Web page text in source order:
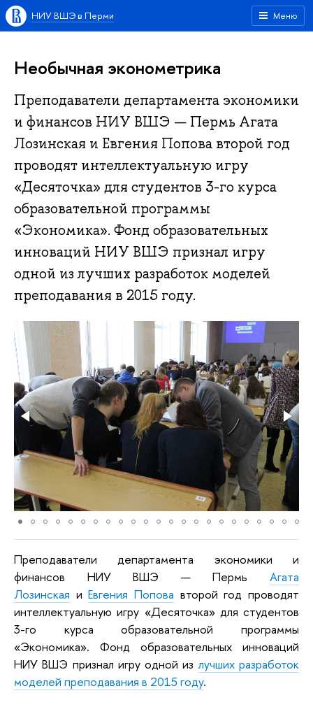
Меню
НИУ ВШЭ в Перми
Необычная эконометрика
Преподаватели департамента экономики
и финансов НИУ ВШЭ — Пермь Агата
Лозинская и Евгения Попова второй год
проводят интеллектуальную игру
«Десяточка» для студентов 3-го курса
образовательной программы
«Экономика». Фонд образовательных
инноваций НИУ ВШЭ признал игру
одной из лучших разработок моделей
преподавания в 2015 году.
Преподаватели департамента экономики и
финансов НИУ ВШЭ — Пермь Агата
Лозинская иЕвгения Попова второй год проводят
интеллектуальную игру «Десяточка» для студентов
3-го курса образовательной программы
«Экономика». Фонд образовательных инноваций
НИУ ВШЭ признал игру одной излучших разработок
моделей преподавания в 2015 году.